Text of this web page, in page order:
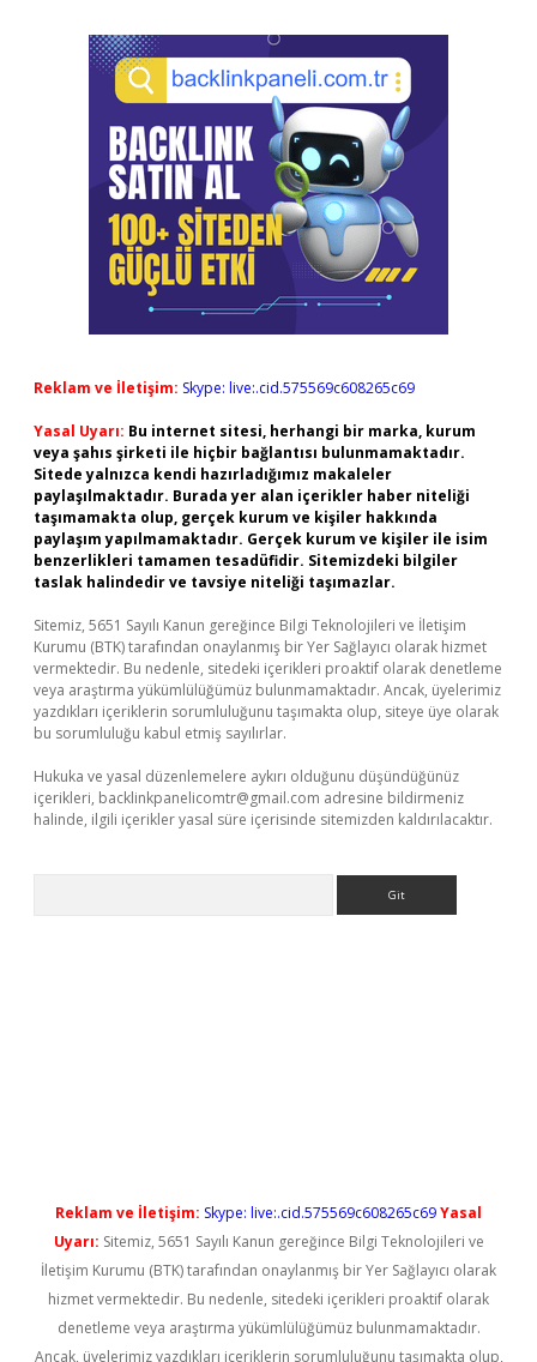
Reklam ve İletişim: Skype: live:.cid.575569c608265c69
Yasal Uyarı: Bu internet sitesi, herhangi bir marka, kurum
veya şahıs şirketi ile hiçbir bağlantısı bulunmamaktadır.
Sitede yalnızca kendi hazırladığımız makaleler
paylaşılmaktadır. Burada yer alan içerikler haber niteliği
taşımamakta olup, gerçek kurum ve kişiler hakkında
paylaşım yapılmamaktadır. Gerçek kurum ve kişiler ile isim
benzerlikleri tamamen tesadüfidir. Sitemizdeki bilgiler
taslak halindedir ve tavsiye niteliği taşımazlar.
Sitemiz, 5651 Sayılı Kanun gereğince Bilgi Teknolojileri ve İletişim
Kurumu (BTK) tarafından onaylanmış bir Yer Sağlayıcı olarak hizmet
vermektedir. Bu nedenle, sitedeki içerikleri proaktif olarak denetleme
veya araştırma yükümlülüğümüz bulunmamaktadır. Ancak, üyelerimiz
yazdıkları içeriklerin sorumluluğunu taşımakta olup, siteye üye olarak
bu sorumluluğu kabul etmiş sayılırlar.
Hukuka ve yasal düzenlemelere aykırı olduğunu düşündüğünüz
içerikleri, backlinkpanelicomtr@gmail.com adresine bildirmeniz
halinde, ilgili içerikler yasal süre içerisinde sitemizden kaldırılacaktır.
Reklam ve İletişim: Skype: live:.cid.575569c608265c69Yasal
Uyarı: Sitemiz, 5651 Sayılı Kanun gereğince Bilgi Teknolojileri ve
İletişim Kurumu (BTK) tarafından onaylanmış bir Yer Sağlayıcı olarak
hizmet vermektedir. Bu nedenle, sitedeki içerikleri proaktif olarak
denetleme veya araştırma yükümlülüğümüz bulunmamaktadır.
Ancak, üyelerimiz yazdıkları içeriklerin sorumluluğunu taşımakta olup,